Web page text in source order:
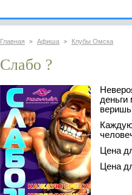
Главная > Афиша > Клубы Омска
Слабо ?
Невероятные пари на деньги! За
Каждую среду беспредел
Цена
Цена